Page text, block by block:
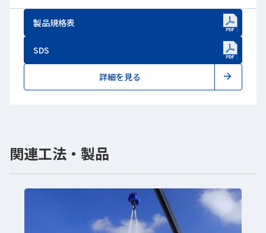
製品規格表
新しいWindowで開きます
SDS
新しいWindowで開きます
詳細を見る
関連工法・製品